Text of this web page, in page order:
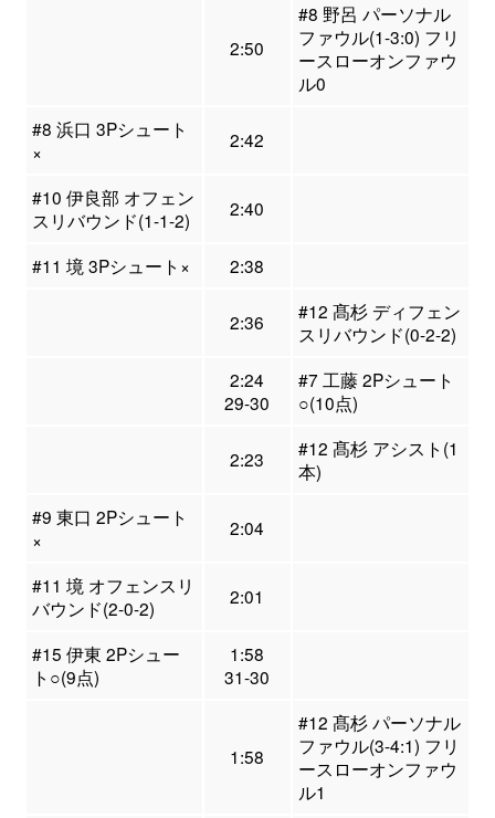
2:50
#8 野呂 パーソナル
ファウル(1-3:0) フリ
ースローオンファウ
ル0
#8 浜口 3Pシュート
×
2:42
#10 伊良部 オフェン
スリバウンド(1-1-2)
2:40
#11 境 3Pシュート× 2:38
2:36
#12 髙杉 ディフェン
スリバウンド(0-2-2)
2:24
29-30
#7 工藤 2Pシュート
○(10点)
2:23
#12 髙杉 アシスト(1
本)
#9 東口 2Pシュート
×
2:04
#11 境 オフェンスリ
バウンド(2-0-2)
2:01
#15 伊東 2Pシュー
ト○(9点)
1:58
31-30
1:58
#12 髙杉 パーソナル
ファウル(3-4:1) フリ
ースローオンファウ
ル1